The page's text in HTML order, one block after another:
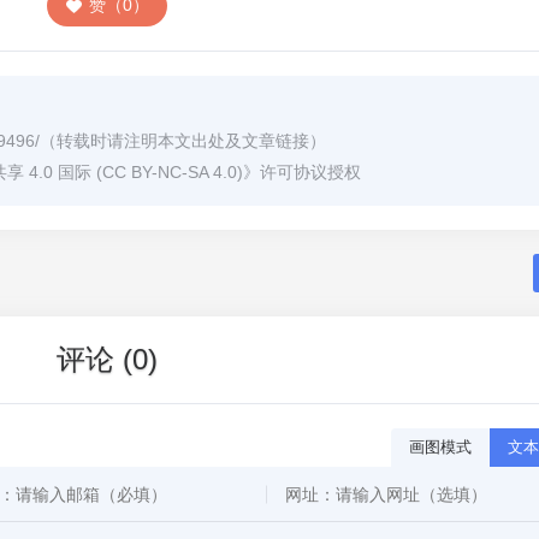
赞（0）
（转载时请注明本文出处及文章链接）
4.0 国际 (CC BY-NC-SA 4.0)》许可协议授权
评论 (0)
画图模式 文